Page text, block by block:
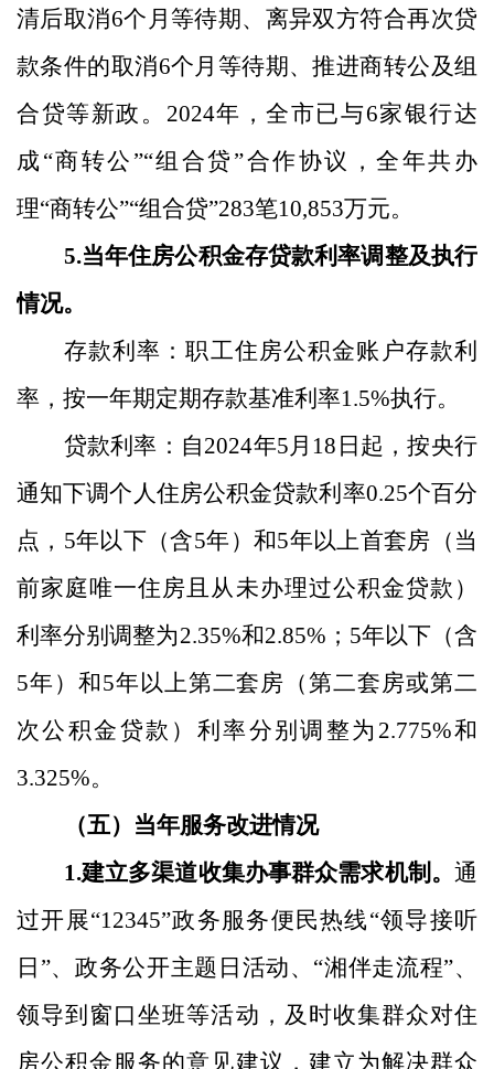
清后取消6个月等待期、离异双方符合再次贷
款条件的取消6个月等待期、推进商转公及组
合贷等新政。 2024年，全市已与6家银行达
成“商转公”“组合贷”合作协议，全年共办
理“商转公”“组合贷”283笔10,853万元。
5.当年住房公积金存贷款利率调整及执行
情况。
存款利率：职工住房公积金账户存款利
率，按一年期定期存款基准利率1.5%执行。
贷款利率： 自2024年5月 18 日起，按央行
通知下调个人住房公积金贷款利率0.25个百分
点 ， 5年以下（含5年）和5年以上首套房（当
前家庭唯一住房且从未办理过公积金贷款）
利率分别调整为2.35%和2.85% ； 5年以下（含
5年）和5年以上第二套房（第二套房或第二
次公积金贷款）利率分别调整为 2.775%和
3.325%。
（五） 当年服务改进情况
1.建立多渠道收集办事群众需求机制。 通
过开展“12345”政务服务便民热线“领导接听
日 ”、政务公开主题日活动、 “湘伴走流程”、
领导到窗口坐班等活动，及时收集群众对住
房公积金服务的意见建议，建立为解决群众